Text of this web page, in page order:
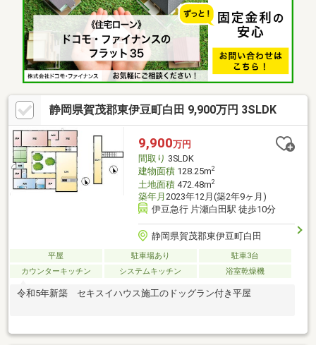
静岡県賀茂郡東伊豆町白田 9,900万円 3SLDK
9,900万円
間取り 3SLDK
建物面積128.25m2
土地面積472.48m2
築年月 2023年12月(築2年9ヶ月)
伊豆急行 片瀬白田駅 徒歩10分
静岡県賀茂郡東伊豆町白田
平屋 駐車場あり
駐車3台
カウンターキッチン
システムキッチン 浴室乾燥機
令和5年新築 セキスイハウス施工のドッグラン付き平屋